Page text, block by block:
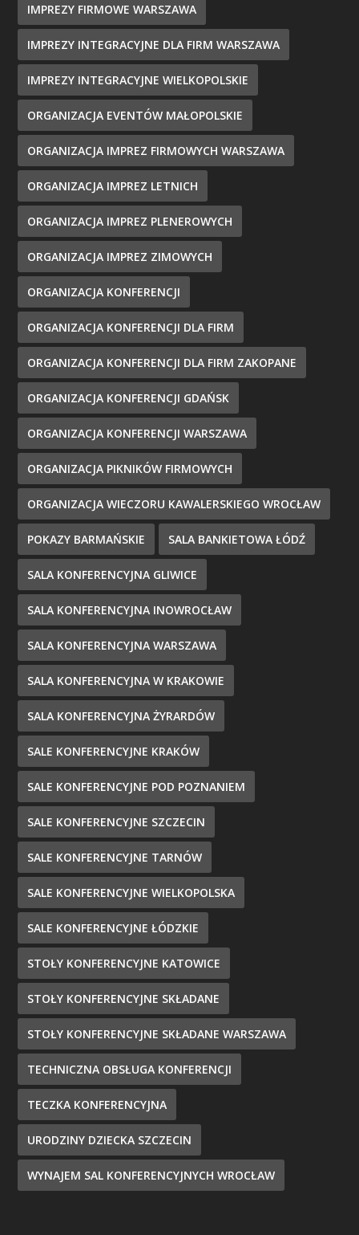
IMPREZY FIRMOWE WARSZAWA
IMPREZY INTEGRACYJNE DLA FIRM WARSZAWA
IMPREZY INTEGRACYJNE WIELKOPOLSKIE
ORGANIZACJA EVENTÓW MAŁOPOLSKIE
ORGANIZACJA IMPREZ FIRMOWYCH WARSZAWA
ORGANIZACJA IMPREZ LETNICH
ORGANIZACJA IMPREZ PLENEROWYCH
ORGANIZACJA IMPREZ ZIMOWYCH
ORGANIZACJA KONFERENCJI
ORGANIZACJA KONFERENCJI DLA FIRM
ORGANIZACJA KONFERENCJI DLA FIRM ZAKOPANE
ORGANIZACJA KONFERENCJI GDAŃSK
ORGANIZACJA KONFERENCJI WARSZAWA
ORGANIZACJA PIKNIKÓW FIRMOWYCH
ORGANIZACJA WIECZORU KAWALERSKIEGO WROCŁAW
POKAZY BARMAŃSKIE SALA BANKIETOWA ŁÓDŹ
SALA KONFERENCYJNA GLIWICE
SALA KONFERENCYJNA INOWROCŁAW
SALA KONFERENCYJNA WARSZAWA
SALA KONFERENCYJNA W KRAKOWIE
SALA KONFERENCYJNA ŻYRARDÓW
SALE KONFERENCYJNE KRAKÓW
SALE KONFERENCYJNE POD POZNANIEM
SALE KONFERENCYJNE SZCZECIN
SALE KONFERENCYJNE TARNÓW
SALE KONFERENCYJNE WIELKOPOLSKA
SALE KONFERENCYJNE ŁÓDZKIE
STOŁY KONFERENCYJNE KATOWICE
STOŁY KONFERENCYJNE SKŁADANE
STOŁY KONFERENCYJNE SKŁADANE WARSZAWA
TECHNICZNA OBSŁUGA KONFERENCJI
TECZKA KONFERENCYJNA
URODZINY DZIECKA SZCZECIN
WYNAJEM SAL KONFERENCYJNYCH WROCŁAW